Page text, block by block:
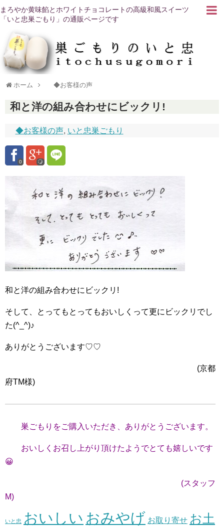
まろやか黄味餡とホワイトチョコレートの高級和風スイーツ
「いと忠巣ごもり」の通販ページです
ホーム ◆お客様の声
和と洋の組み合わせにビックリ!
◆お客様の声, いと忠巣ごもり
0
和と洋の組み合わせにビックリ!
そして、とってもとってもおいしくって更にビックリでし
た(^_^)♪
ありがとうございます♡♡
(京都
府TM様)
巣ごもりをご購入いただき、ありがとうございます。
おいしくお召し上がり頂けたようでとても嬉しいです
😀
(スタッフ
M)
いと忠 おいしい おみやげ お取り寄せ お土